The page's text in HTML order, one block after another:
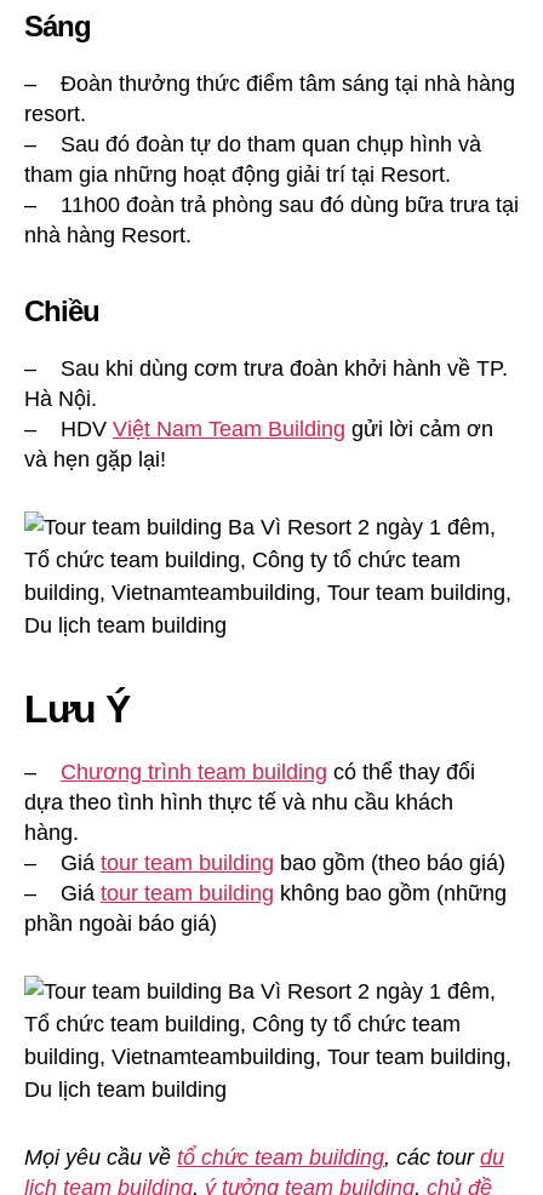
Sáng
– Đoàn thưởng thức điểm tâm sáng tại nhà hàng
resort.
– Sau đó đoàn tự do tham quan chụp hình và
tham gia những hoạt động giải trí tại Resort.
– 11h00 đoàn trả phòng sau đó dùng bữa trưa tại
nhà hàng Resort.
Chiều
– Sau khi dùng cơm trưa đoàn khởi hành về TP.
Hà Nội.
– HDV Việt Nam Team Building gửi lời cảm ơn
và hẹn gặp lại!
Lưu Ý
– Chương trình team building có thể thay đổi
dựa theo tình hình thực tế và nhu cầu khách
hàng.
– Giá tour team building bao gồm (theo báo giá)
– Giá tour team building không bao gồm (những
phần ngoài báo giá)
Mọi yêu cầu về tổ chức team building, các tour du
lịch team building, ý tưởng team building, chủ đề